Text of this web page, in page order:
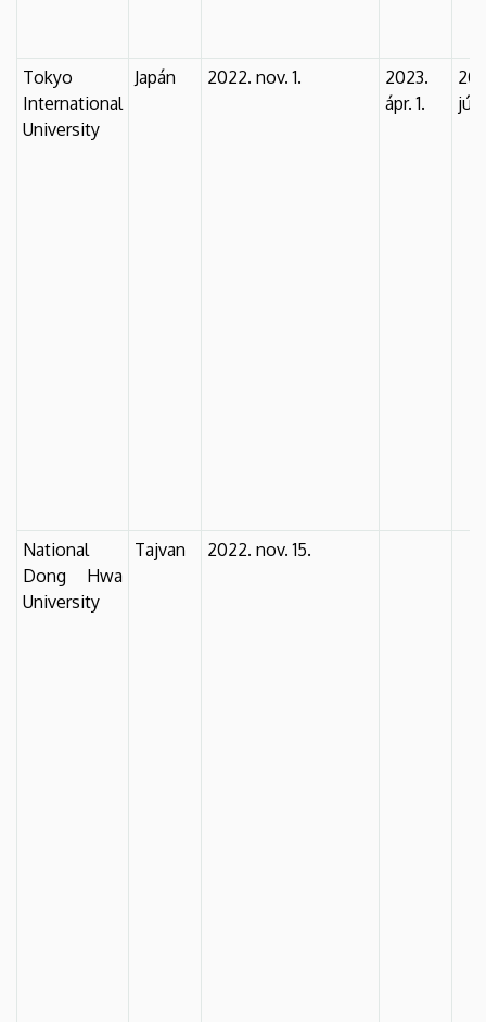
Tokyo
International
University
Japán 2022. nov. 1.
2023.
ápr. 1.
júl.
National
Dong Hwa
University
Tajvan 2022. nov. 15.